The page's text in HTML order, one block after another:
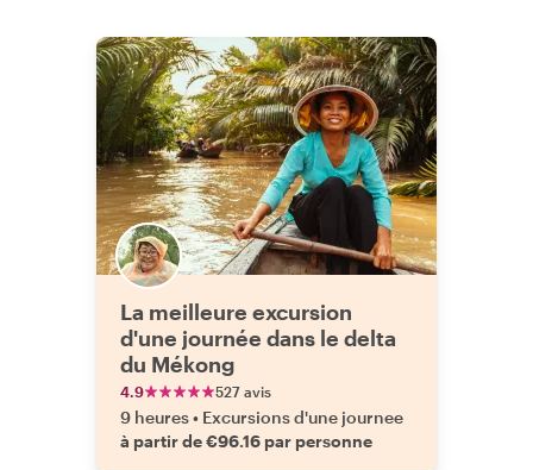
La meilleure excursion
d'une journée dans le delta
du Mékong
4.9 527 avis
9 heures• Excursions d'une journee
à partir de €96.16 par personne